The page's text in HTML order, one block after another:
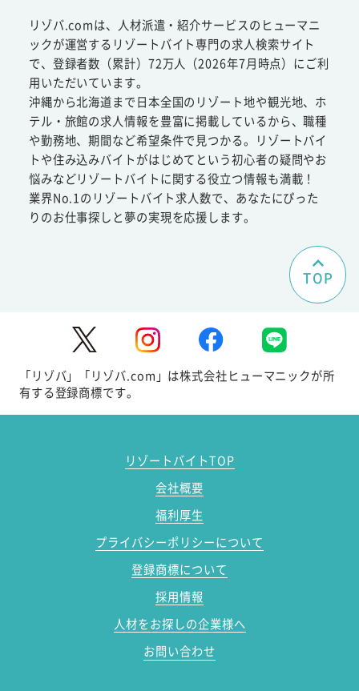
リゾバ.comは、人材派遣・紹介サービスのヒューマニ
ックが運営するリゾートバイト専門の求人検索サイト
で、登録者数（累計）72万人（2026年7月時点）にご利
用いただいています。
沖縄から北海道まで日本全国のリゾート地や観光地、ホ
テル・旅館の求人情報を豊富に掲載しているから、職種
や勤務地、期間など希望条件で見つかる。リゾートバイ
トや住み込みバイトがはじめてという初心者の疑問やお
悩みなどリゾートバイトに関する役立つ情報も満載！
業界No.1のリゾートバイト求人数で、あなたにぴった
りのお仕事探しと夢の実現を応援します。
TOP
「リゾバ」「リゾバ.com」は株式会社ヒューマニックが所
有する登録商標です。
リゾートバイトTOP
会社概要
福利厚生
プライバシーポリシーについて
登録商標について
採用情報
人材をお探しの企業様へ
お問い合わせ